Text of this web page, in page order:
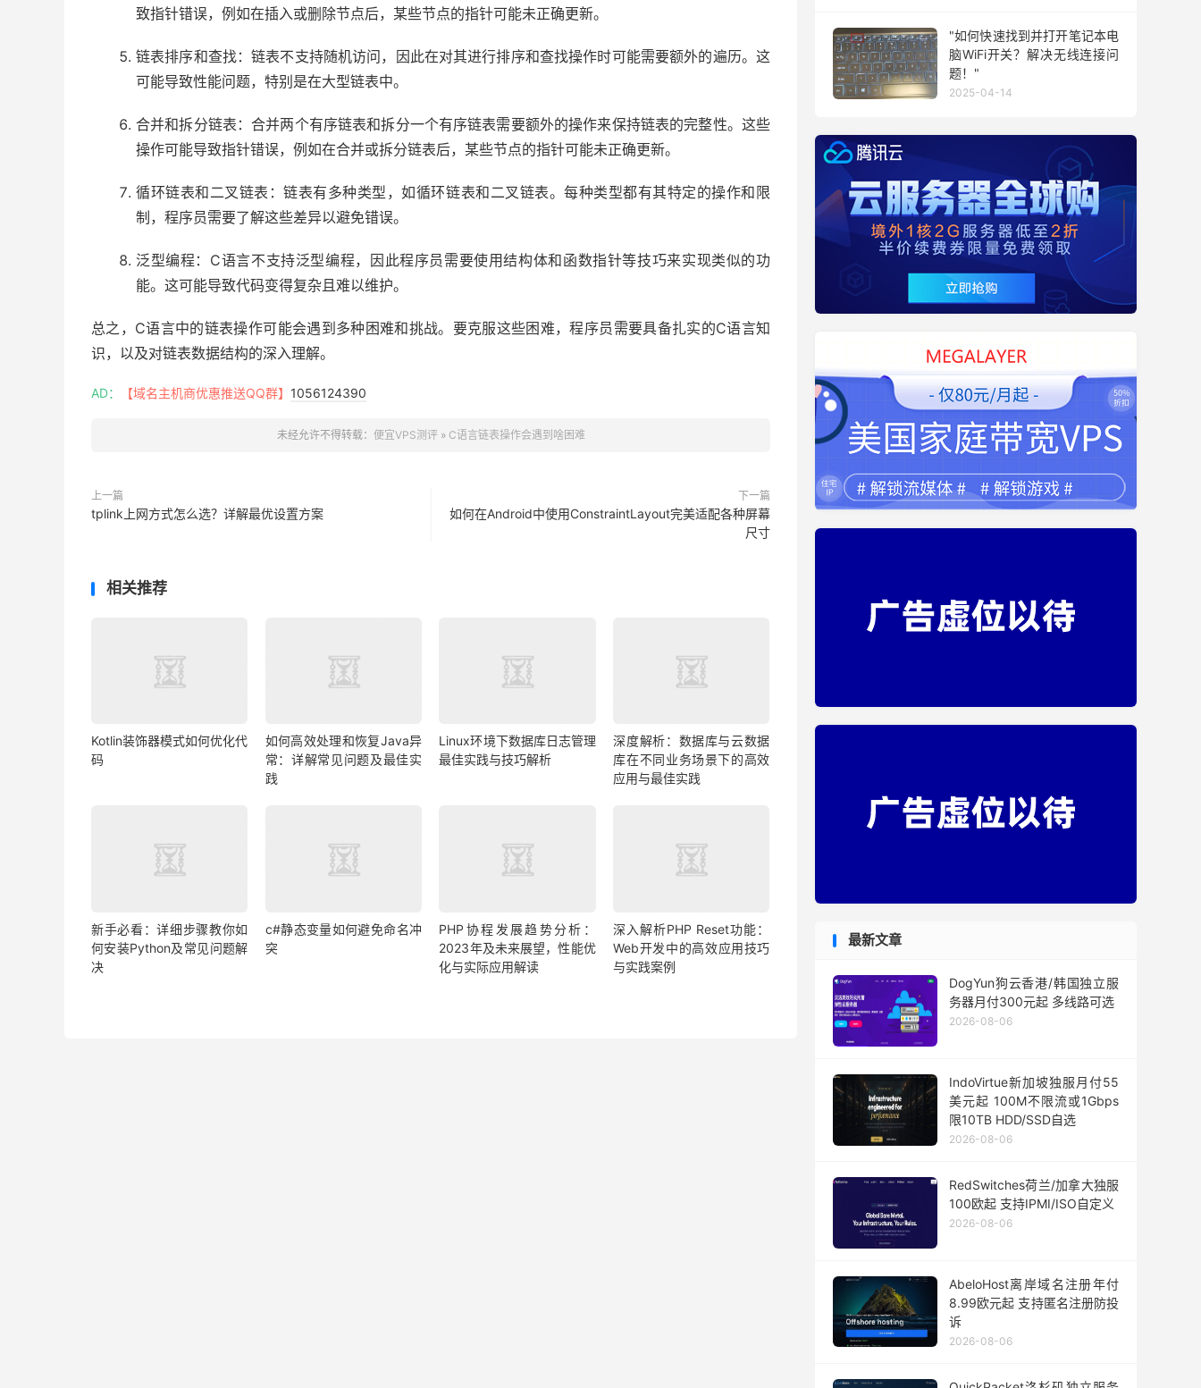
致指针错误，例如在插入或删除节点后，某些节点的指针可能未正确更新。
链表排序和查找：链表不支持随机访问，因此在对其进行排序和查找操作时可能需要额外的遍历。这
可能导致性能问题，特别是在大型链表中。
合并和拆分链表：合并两个有序链表和拆分一个有序链表需要额外的操作来保持链表的完整性。这些
操作可能导致指针错误，例如在合并或拆分链表后，某些节点的指针可能未正确更新。
循环链表和二叉链表：链表有多种类型，如循环链表和二叉链表。每种类型都有其特定的操作和限
制，程序员需要了解这些差异以避免错误。
泛型编程：C语言不支持泛型编程，因此程序员需要使用结构体和函数指针等技巧来实现类似的功
能。这可能导致代码变得复杂且难以维护。
总之，C语言中的链表操作可能会遇到多种困难和挑战。要克服这些困难，程序员需要具备扎实的C语言知
识，以及对链表数据结构的深入理解。
AD： 【域名主机商优惠推送QQ群】 1056124390
未经允许不得转载： 便宜VPS测评» C语言链表操作会遇到啥困难
上一篇
tplink上网方式怎么选？详解最优设置方案
下一篇
如何在Android中使用ConstraintLayout完美适配各种屏幕
尺寸
相关推荐
Kotlin装饰器模式如何优化代
码
如何高效处理和恢复Java异
常：详解常见问题及最佳实
践
Linux环境下数据库日志管理
最佳实践与技巧解析
深度解析：数据库与云数据
库在不同业务场景下的高效
应用与最佳实践
新手必看：详细步骤教你如
何安装Python及常见问题解
决
c#静态变量如何避免命名冲
突
PHP协程发展趋势分析：
2023年及未来展望，性能优
化与实际应用解读
深入解析PHP Reset功能：
Web开发中的高效应用技巧
与实践案例
"如何快速找到并打开笔记本电
脑WiFi开关？解决无线连接问
题！"
2025-04-14
最新文章
DogYun狗云香港/韩国独立服
务器月付300元起 多线路可选
2026-08-06
IndoVirtue新加坡独服月付55
美元起 100M不限流或1Gbps
限10TB HDD/SSD自选
2026-08-06
RedSwitches荷兰/加拿大独服
100欧起 支持IPMI/ISO自定义
2026-08-06
AbeloHost离岸域名注册年付
8.99欧元起 支持匿名注册防投
诉
2026-08-06